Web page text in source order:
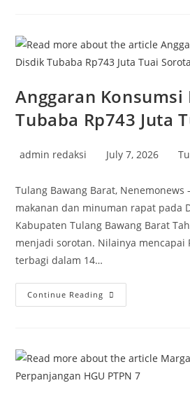
Remind
Festival
2026
Anggaran
Tubaba Rp743 Juta
Post
admin redaksi
Post
July 7, 2026
Tulang Bawang Barat, Nenemonews
makanan dan minuman rapat pada
Kabupaten Tulang Bawang Barat
menjadi sorotan. Nilainya mencapai
terbagi dalam 14…
Continue Reading Anggaran
Konsumsi
Juta
Tuai
Sorotan